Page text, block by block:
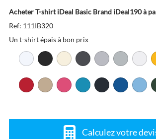
Acheter T-shirt iDeal Basic Brand iDeal190 à
Ref: 111IB320
Un t-shirt épais à bon prix
Calculez votre